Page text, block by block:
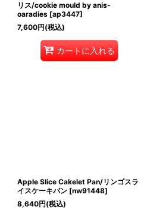
リス/cookie mould by anis-
oaradies [ap3447]
7,600円(税込)
カートに入れる
Apple Slice Cakelet Pan/リンゴスラ
イスケーキパン [nw91448]
8,640円(税込)